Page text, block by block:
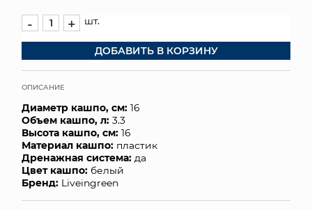
ТОРГОВЫЙ ЦЕНТР
ОПТОВЫМ КЛИЕНТАМ
ДОСТАВКА И ОПЛАТА
- + шт.
ДОБАВИТЬ В КОРЗИНУ
ОПИСАНИЕ
Диаметр кашпо, см: 16
Объем кашпо, л: 3.3
Высота кашпо, см: 16
Материал кашпо: пластик
Дренажная система: да
Цвет кашпо: белый
Бренд: Liveingreen